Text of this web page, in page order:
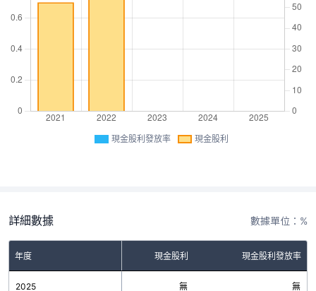
現金股利發放率 現金股利
詳細數據 數據單位：%
年度 現金股利 現金股利發放率
2025 無 無